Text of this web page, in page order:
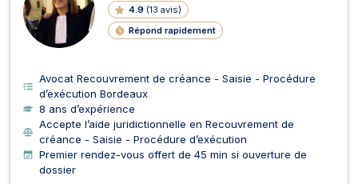
4.9 (13 avis)
Répond rapidement
Avocat Recouvrement de créance - Saisie - Procédure
d’exécution Bordeaux
8 ans d’expérience
Accepte l’aide juridictionnelle en Recouvrement de
créance - Saisie - Procédure d’exécution
Premier rendez-vous offert de 45 min si ouverture de
dossier